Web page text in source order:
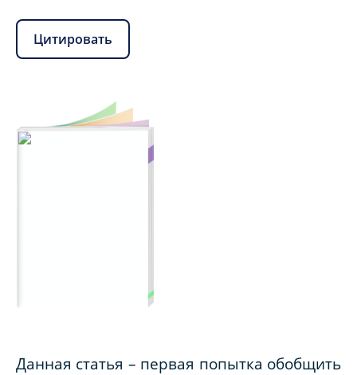
Цитировать
Данная статья – первая попытка обобщить